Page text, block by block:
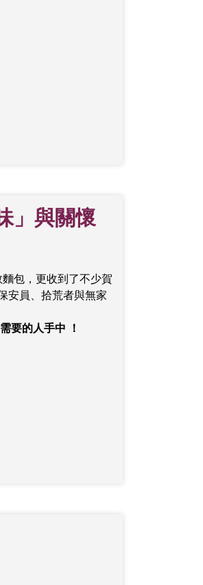
」與關懷
包，更收到了不少賀
安員、拾荒者與無家
要的人手中 ！